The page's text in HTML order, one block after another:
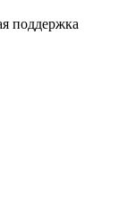
поддержка